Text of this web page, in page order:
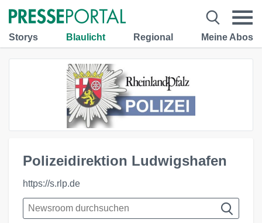
Storys Blaulicht Regional Meine Abos
Polizeidirektion Ludwigshafen
https://s.rlp.de